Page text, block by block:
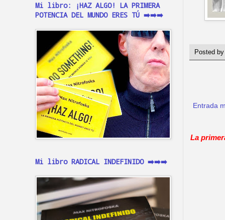
Posted
Entrada
La
Mi libro: ¡HAZ ALGO! LA PRIMERA
POTENCIA DEL MUNDO ERES TÚ ➡️➡️➡️
Mi libro RADICAL INDEFINIDO ➡️➡️➡️